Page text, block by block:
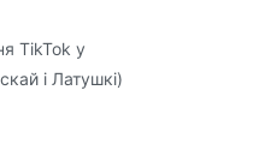
TikTok у
і Латушкі)